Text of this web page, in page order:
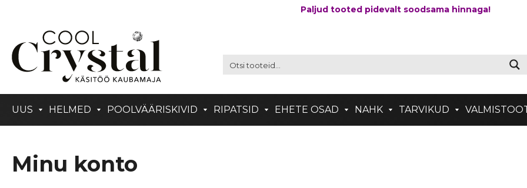
Paljud tooted pidevalt soodsama hinnaga!
UUS HELMED POOLVÄÄRISKIVID RIPATSID EHETE OSAD NAHK TARVIKUD
Minu konto